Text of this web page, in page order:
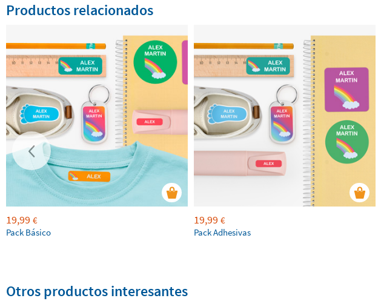
Productos relacionados
19,99 €
Pack Básico
19,99 €
Pack Adhesivas
Otros productos interesantes